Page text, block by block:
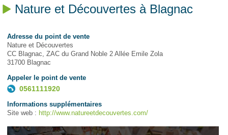
Nature et Découvertes à Blagnac
Adresse du point de vente
Nature et Découvertes
CC Blagnac, ZAC du Grand Noble 2 Allée Emile Zola
31700 Blagnac
Appeler le point de vente
0561111920
Informations supplémentaires
Site web : http://www.natureetdecouvertes.com/